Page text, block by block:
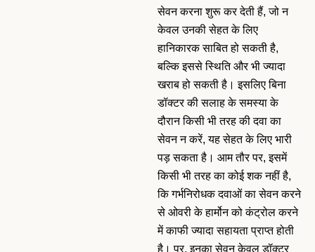
सेवन करना शुरू कर देती हैं, जो न
केवल उनकी सेहत के लिए
हानिकारक साबित हो सकती है,
बल्कि इससे स्थिति और भी ज्यादा
खराब हो सकती है। इसलिए बिना
डॉक्टर की सलाह के समस्या के
दौरान किसी भी तरह की दवा का
सेवन न करें, यह सेहत के लिए भारी
पड़ सकता है। आम तौर पर, इसमें
किसी भी तरह का कोई शक नहीं है,
कि गर्भनिरोधक दवाओं का सेवन करने
से ओवरी के हार्मोन को कंट्रोल करने
में काफी ज्यादा सहायता प्राप्त होती
है। पर, इनका सेवन केवल डॉक्टर